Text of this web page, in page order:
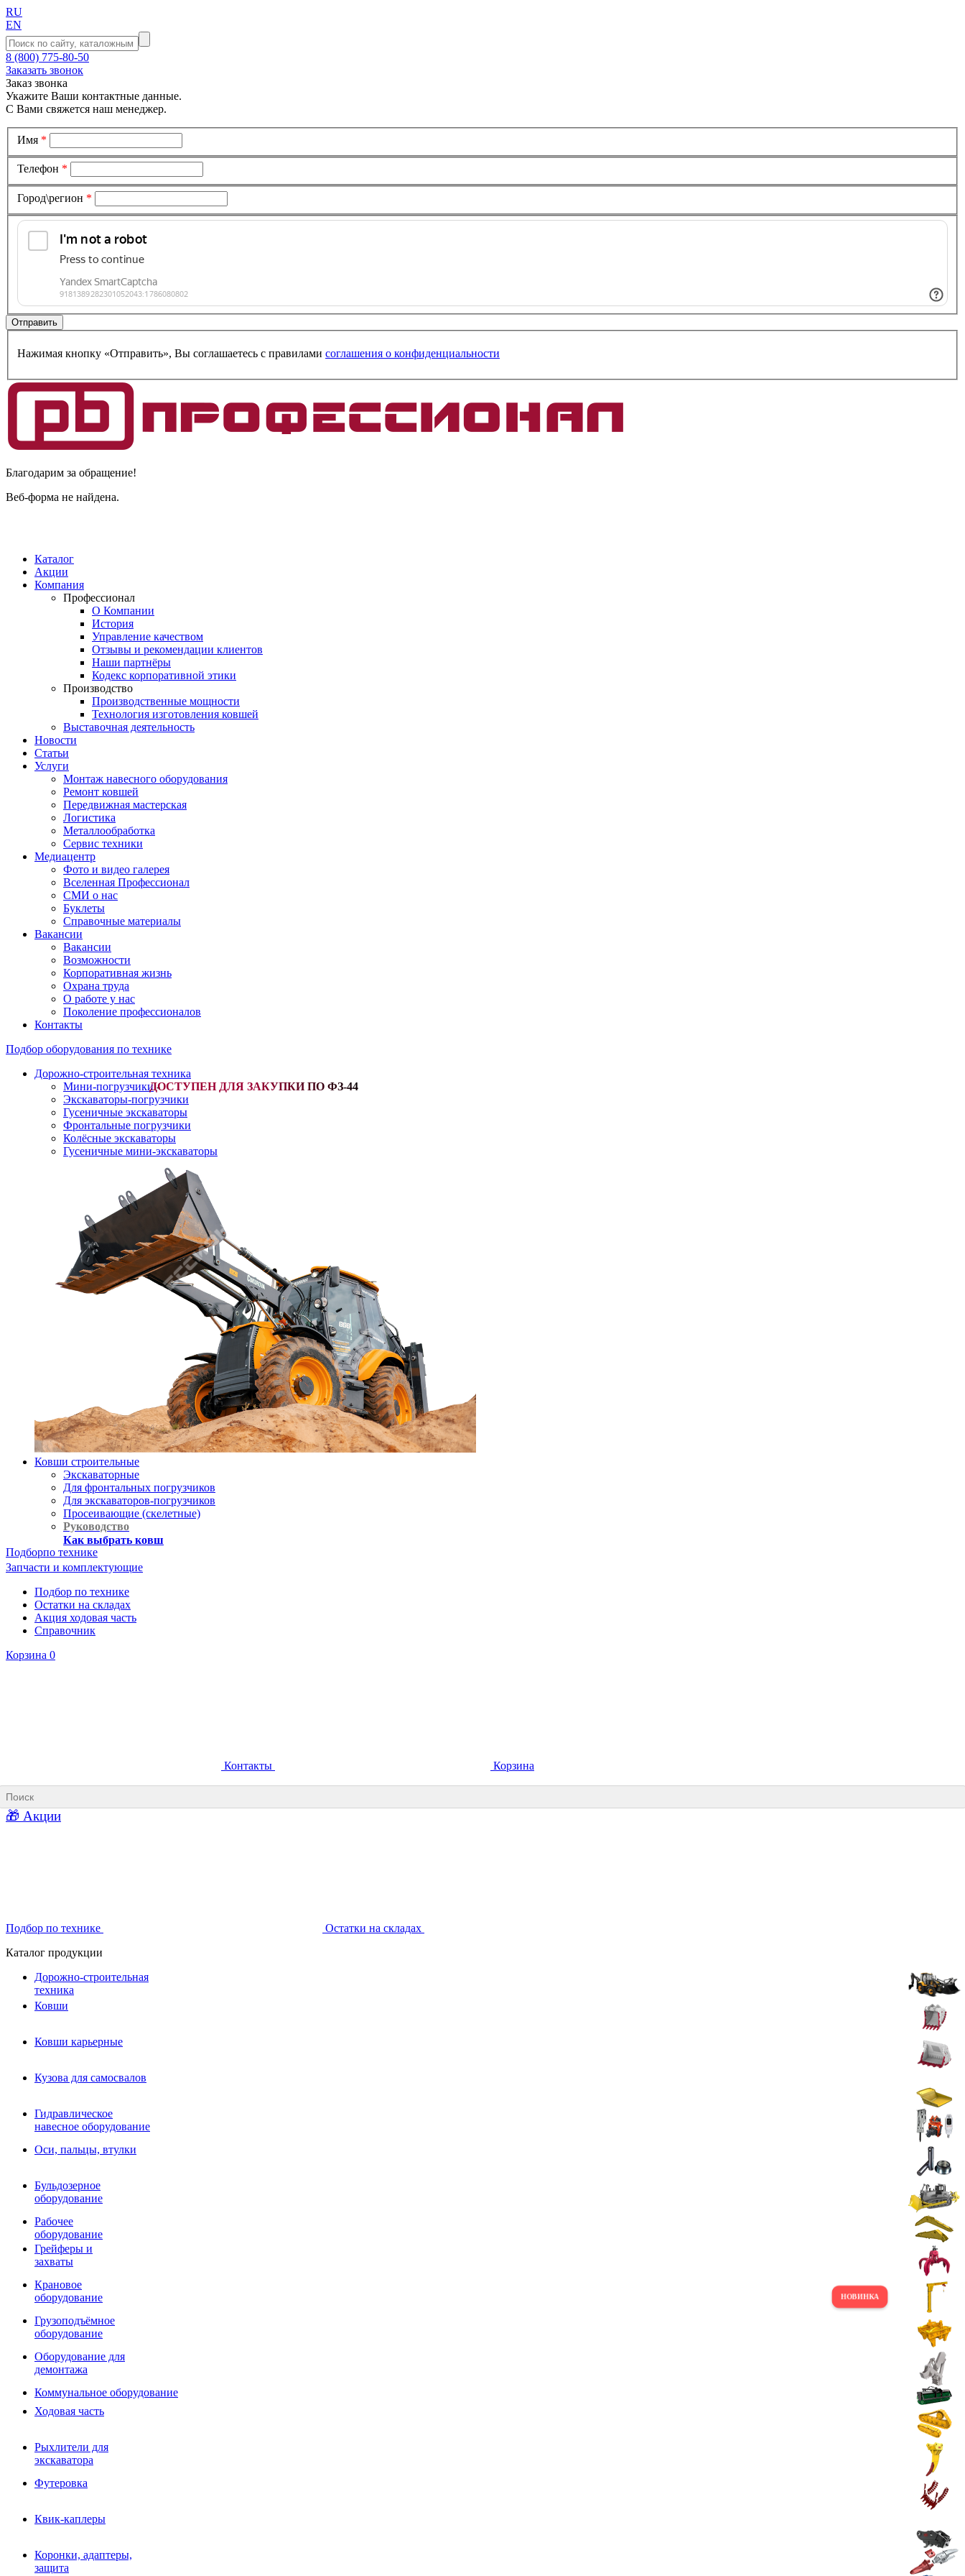
RU
EN
8 (800) 775-80-50
Заказать звонок
Заказ звонка
Укажите Ваши контактные данные.
С Вами свяжется наш менеджер.
Имя *
Телефон *
Город\регион *
Нажимая кнопку «Отправить», Вы соглашаетесь c правилами соглашения о конфиденциальности
Благодарим за обращение!
Веб-форма не найдена.
Каталог
Акции
Компания
Профессионал
О Компании
История
Управление качеством
Отзывы и рекомендации клиентов
Наши партнёры
Кодекс корпоративной этики
Производство
Производственные мощности
Технология изготовления ковшей
Выставочная деятельность
Новости
Статьи
Услуги
Монтаж навесного оборудования
Ремонт ковшей
Передвижная мастерская
Логистика
Металлообработка
Сервис техники
Медиацентр
Фото и видео галерея
Вселенная Профессионал
СМИ о нас
Буклеты
Справочные материалы
Вакансии
Вакансии
Возможности
Корпоративная жизнь
Охрана труда
О работе у нас
Поколение профессионалов
Контакты
Подбор оборудования по технике
Дорожно-строительная техника
Мини-погрузчики-
Экскаваторы-погрузчики
Гусеничные экскаваторы
Фронтальные погрузчики
Колёсные экскаваторы
Гусеничные мини-экскаваторы
Ковши строительные
Экскаваторные
Для фронтальных погрузчиков
Для экскаваторов-погрузчиков
Просеивающие (скелетные)
Руководство
Как выбрать ковш
Ковши для фронтальных погрузчиков
Гидравлическое навесное
оборудование
Гидробуры и шнеки
Вибротрамбовки
Навесные дорожные фрезы
Виброрипперы
Ковши дробильные щековые
Ковши дробильные роторные
Сортировочные ковши барабанные
Сортировочные ковши вальцовые
Фрезы роторные
Фрезы дисковые
Траншеекопатели
Просеивающие ковши для фронтальных погрузчиков
Распределители асфальта
Переходные плиты
Гидроразводка
РВД
Сваерезки
Как выбрать гидромолот
Подборпо технике
Запчасти и комплектующие
Подбор по технике
Остатки на складах
Акция ходовая часть
Справочник
Корзина 0
Контакты Корзина
🎁 Акции
Подбор по технике
Остатки на складах
Каталог продукции
Дорожно-строительная
техника
Ковши
Ковши карьерные
Кузова для самосвалов
Гидравлическое
навесное оборудование
Оси, пальцы, втулки
Бульдозерное
оборудование
Рабочее
оборудование
Грейферы и
захваты
Крановое
оборудование
Грузоподъёмное
оборудование
Оборудование для
демонтажа
Коммунальное оборудование
Ходовая часть
Рыхлители для
экскаватора
Футеровка
Квик-каплеры
Коронки, адаптеры,
защита